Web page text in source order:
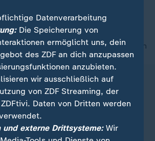
nach oben
Datenverarbeitung
Die Speicherung von
ermöglicht uns, dein
des ZDF an dich anzupassen
anzubieten.
wir ausschließlich auf
von ZDF Streaming, der
Daten von Dritten werden
und externe Drittsysteme:Wir